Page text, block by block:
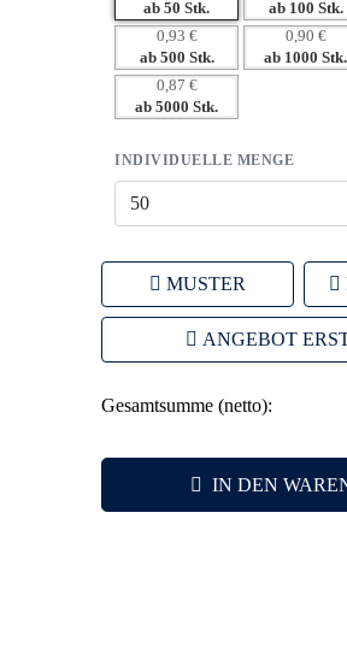
– Hohe Haptik und Qualität schaffen
– Geringe Mindestbestellmenge für
Marketingstrategien.
ab 50 Stk. ab 100 Stk.
0,93 €
ab 500 Stk.
0,90 €
ab 1000 Stk.
0,87 €
ab 5000 Stk.
INDIVIDUELLE MENGE
MUSTER
ANGEBOT
Gesamtsumme (netto):
IN DEN